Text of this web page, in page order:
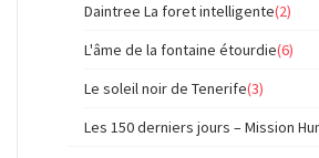
Daintree La foret intelligente(2)
L'âme de la fontaine étourdie(6)
Le soleil noir de Tenerife(3)
Les 150 derniers jours – Mission